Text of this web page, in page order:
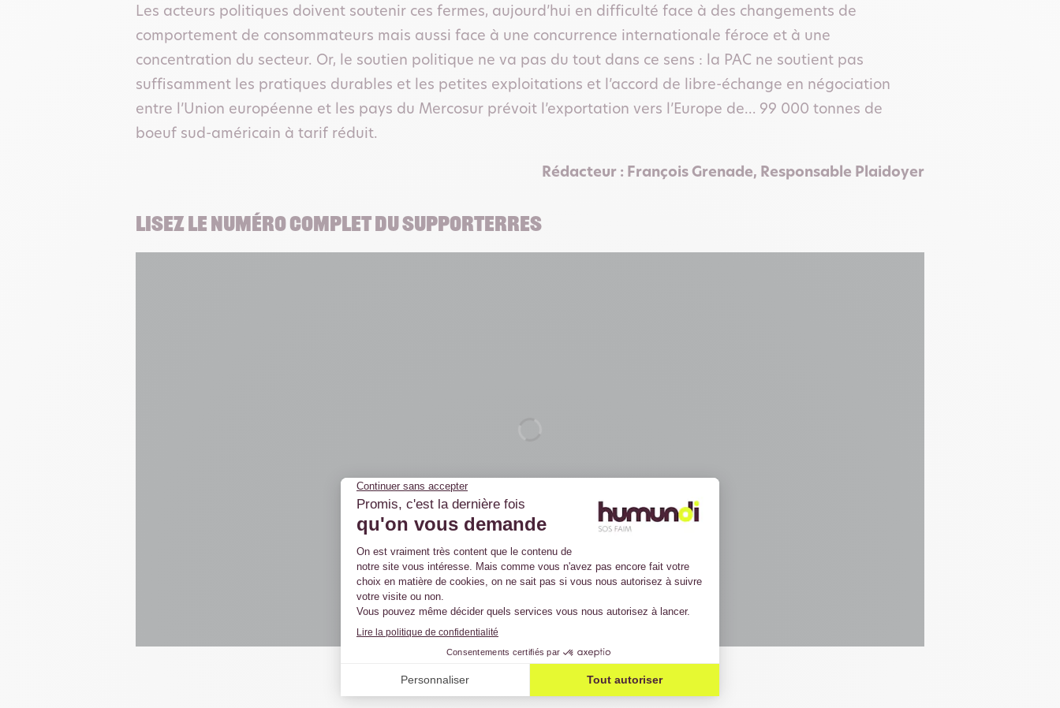
Les acteurs politiques doivent soutenir ces fermes, aujourd’hui en difficulté face à des changements de
comportement de consommateurs mais aussi face à une concurrence internationale féroce et à une
concentration du secteur. Or, le soutien politique ne va pas du tout dans ce sens : la PAC ne soutient pas
suffisamment les pratiques durables et les petites exploitations et l’accord de libre-échange en négociation
entre l’Union européenne et les pays du Mercosur prévoit l’exportation vers l’Europe de… 99 000 tonnes de
boeuf sud-américain à tarif réduit.
Rédacteur : François Grenade, Responsable Plaidoyer
Lisez le numéro complet du Supporterres